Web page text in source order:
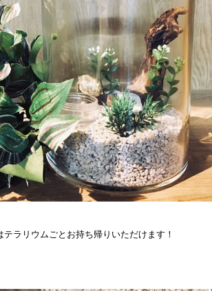
テラリウムごとお持ち帰りいただけます！